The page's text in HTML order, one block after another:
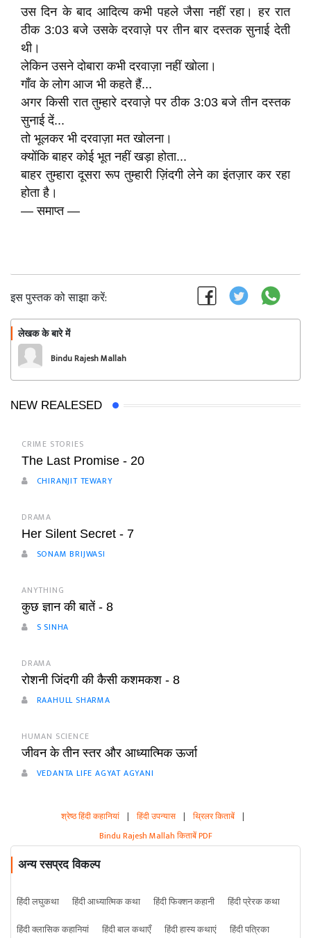
उस दिन के बाद आदित्य कभी पहले जैसा नहीं रहा। हर रात
ठीक 3:03 बजे उसके दरवाज़े पर तीन बार दस्तक सुनाई देती
थी।
लेकिन उसने दोबारा कभी दरवाज़ा नहीं खोला।
गाँव के लोग आज भी कहते हैं...
अगर किसी रात तुम्हारे दरवाज़े पर ठीक 3:03 बजे तीन दस्तक
सुनाई दें...
तो भूलकर भी दरवाज़ा मत खोलना।
क्योंकि बाहर कोई भूत नहीं खड़ा होता...
बाहर तुम्हारा दूसरा रूप तुम्हारी ज़िंदगी लेने का इंतज़ार कर रहा
होता है।
— समाप्त —
इस पुस्तक को साझा करें:
लेखक के बारे में
Bindu Rajesh Mallah
NEW REALESED
CRIME STORIES
The Last Promise - 20
CHIRANJIT TEWARY
DRAMA
Her Silent Secret - 7
SONAM BRIJWASI
ANYTHING
कुछ ज्ञान की बातें - 8
S SINHA
DRAMA
रोशनी जिंदगी की कैसी कशमकश - 8
RAAHULL SHARMA
HUMAN SCIENCE
जीवन के तीन स्तर और आध्यात्मिक ऊर्जा
VEDANTA LIFE AGYAT AGYANI
श्रेष्ठ हिंदी कहानियां | हिंदी उपन्यास | थ्रिलर किताबें |
Bindu Rajesh Mallah किताबें PDF
अन्य रसप्रद विकल्प
हिंदी लघुकथा हिंदी आध्यात्मिक कथा हिंदी फिक्शन कहानी
हिंदी प्रेरक कथा
हिंदी क्लासिक कहानियां
हिंदी बाल कथाएँ हिंदी हास्य कथाएं
हिंदी पत्रिका